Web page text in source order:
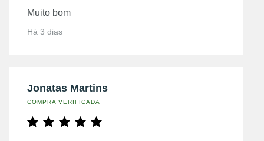
Muito bom
Há 3 dias
Jonatas Martins
COMPRA VERIFICADA